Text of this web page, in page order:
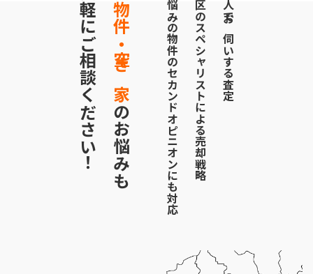
相続物件・空き家
のお悩みも
お気軽にご相談ください！ お悩みの物件のセカンドオピニオンにも対応地区のスペシャリストによる売却戦略二人でお伺いする査定